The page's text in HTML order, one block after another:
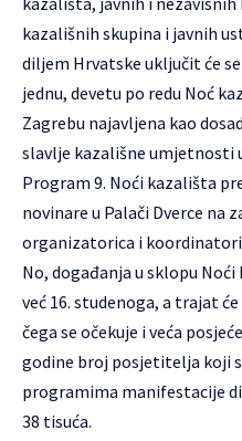
kazališnih skupina i javnih
diljem Hrvatske uključit će
jednu, devetu po redu Noć
Zagrebu najavljena kao
slavlje kazališne umjetnosti
Program 9. Noći kazališta
novinare u Palači Dverce na
organizatorica i
No, događanja u sklopu
već 16. studenoga, a trajat
čega se očekuje i veća
godine broj posjetitelja koji
programima manifestacije
38 tisuća.